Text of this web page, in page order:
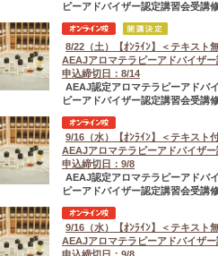
ピーアドバイザー認定講習会受講
8/22（土）【ｵﾝﾗｲﾝ】＜テキスト
AEAJアロマテラピーアドバイザ
申込締切日：8/14
AEAJ認定アロマテラピーアドバ
ピーアドバイザー認定講習会受講
9/16（水）【ｵﾝﾗｲﾝ】＜テキスト
AEAJアロマテラピーアドバイザ
申込締切日：9/8
AEAJ認定アロマテラピーアドバ
ピーアドバイザー認定講習会受講
9/16（水）【ｵﾝﾗｲﾝ】＜テキスト
AEAJアロマテラピーアドバイザ